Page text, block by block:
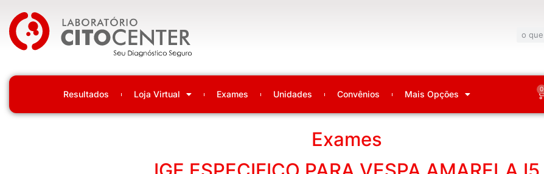
Laboratório Citocenter
Resultados Loja Virtual Exames Unidades Convênios Mais Opções 0
Exames